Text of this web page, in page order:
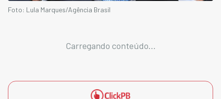
Foto: Lula Marques/Agência Brasil
Carregando conteúdo...